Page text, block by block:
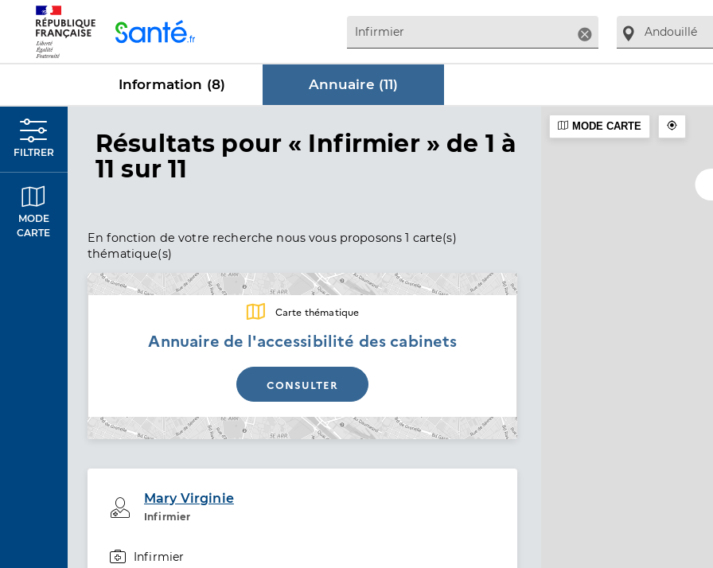
Supprimer
Information (8) Annuaire (11)
FILTRER
MODE
CARTE
Résultats dans Annuaire
pour « Infirmier » de 1 à
11 sur 11
En fonction de votre recherche nous vous proposons 1 carte(s)
thématique(s)
Annuaire de l'accessibilité des cabinets
Carte thématique
CONSULTER
Mary Virginie
Infirmier
Professionel de santé
Infirmier
MODE CARTE
Panneau de gestion des cookies